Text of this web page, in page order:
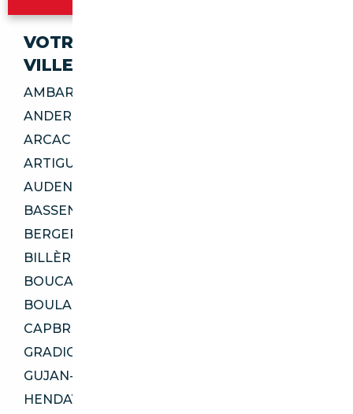
VOTRE IMPORT SÉCURISÉ DANS CES
VILLES
AMBARÈS-ET-LAGRAVE 33440
ANDERNOS-LES-BAINS 33510
ARCACHON 33120
ARTIGUES-PRÈS-BORDEAUX 33370
AUDENGE 33980
BASSENS 33530
BERGERAC 24100
BILLÈRE 64140
BOUCAU 64340
BOULAZAC ISLE MANOIRE 24330
CAPBRETON 40130
GRADIGNAN 33170
GUJAN-MESTRAS 33470
HENDAYE 64700